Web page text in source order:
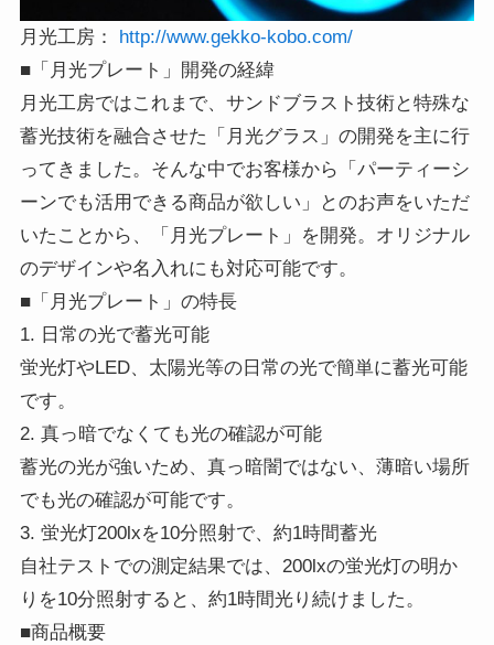
月光工房：
http://www.gekko-kobo.com/
■「月光プレート」開発の経緯
月光工房ではこれまで、サンドブラスト技術と特殊な
蓄光技術を融合させた「月光グラス」の開発を主に行
ってきました。そんな中でお客様から「パーティーシ
ーンでも活用できる商品が欲しい」とのお声をいただ
いたことから、「月光プレート」を開発。オリジナル
のデザインや名入れにも対応可能です。
■「月光プレート」の特長
1. 日常の光で蓄光可能
蛍光灯やLED、太陽光等の日常の光で簡単に蓄光可能
です。
2. 真っ暗でなくても光の確認が可能
蓄光の光が強いため、真っ暗闇ではない、薄暗い場所
でも光の確認が可能です。
3. 蛍光灯200lxを10分照射で、約1時間蓄光
自社テストでの測定結果では、200lxの蛍光灯の明か
りを10分照射すると、約1時間光り続けました。
■商品概要